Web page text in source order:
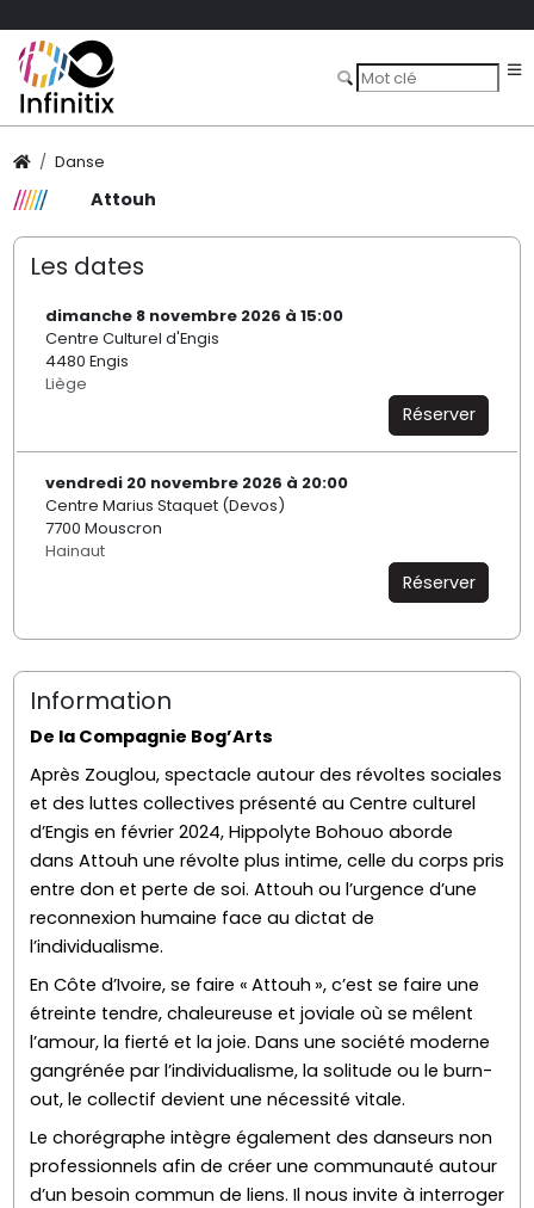
Danse
Attouh
Les dates
dimanche 8 novembre 2026 à 15:00
Centre Culturel d'Engis
4480 Engis
Liège
Réserver
vendredi 20 novembre 2026 à 20:00
Centre Marius Staquet (Devos)
7700 Mouscron
Hainaut
Réserver
Information
De la Compagnie Bog’Arts
Après Zouglou, spectacle autour des révoltes sociales
et des luttes collectives présenté au Centre culturel
d’Engis en février 2024, Hippolyte Bohouo aborde
dans Attouh une révolte plus intime, celle du corps pris
entre don et perte de soi. Attouh ou l’urgence d’une
reconnexion humaine face au dictat de
l’individualisme.
En Côte d’Ivoire, se faire « Attouh », c’est se faire une
étreinte tendre, chaleureuse et joviale où se mêlent
l’amour, la fierté et la joie. Dans une société moderne
gangrénée par l’individualisme, la solitude ou le burn-
out, le collectif devient une nécessité vitale.
Le chorégraphe intègre également des danseurs non
professionnels afin de créer une communauté autour
d’un besoin commun de liens. Il nous invite à interroger